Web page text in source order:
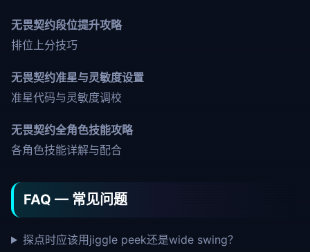
无畏契约段位提升攻略
排位上分技巧
无畏契约准星与灵敏度设置
准星代码与灵敏度调校
无畏契约全角色技能攻略
各角色技能详解与配合
FAQ — 常见问题
探点时应该用jiggle peek还是wide swing？